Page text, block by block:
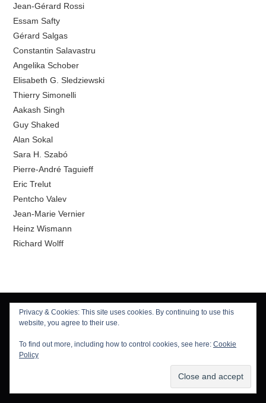
Jean-Gérard Rossi
Essam Safty
Gérard Salgas
Constantin Salavastru
Angelika Schober
Elisabeth G. Sledziewski
Thierry Simonelli
Aakash Singh
Guy Shaked
Alan Sokal
Sara H. Szabó
Pierre-André Taguieff
Eric Trelut
Pentcho Valev
Jean-Marie Vernier
Heinz Wismann
Richard Wolff
CHERCHER
for:
Privacy & Cookies: This site uses cookies. By continuing to use this
website, you agree to their use.
To find out more, including how to control cookies, see here: Cookie
Policy